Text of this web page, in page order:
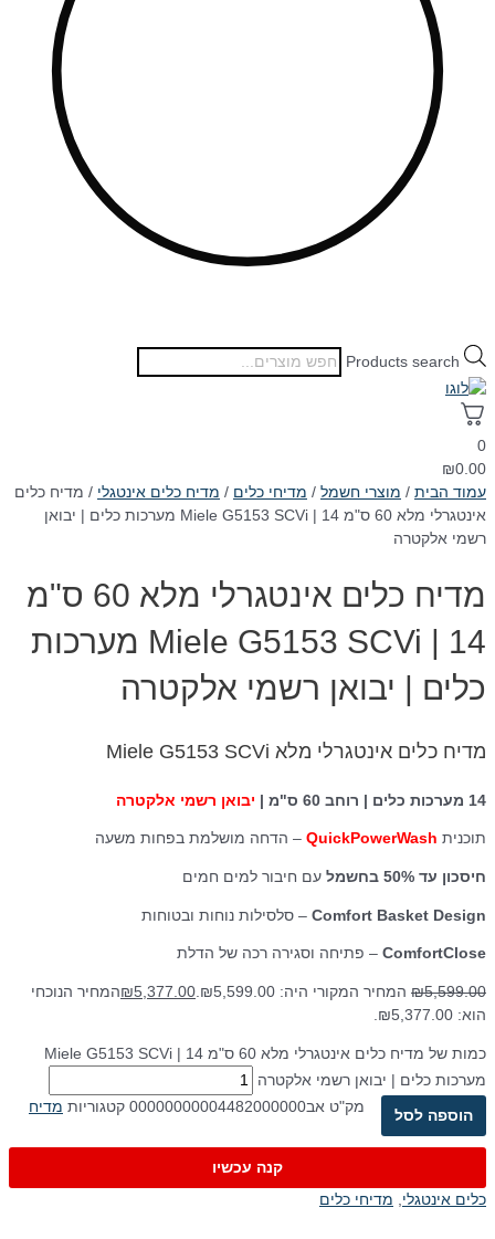
Products search
0
₪0.00
עמוד הבית / מוצרי חשמל / מדיחי כלים / מדיח כלים אינטגלי / מדיח כלים
אינטגרלי מלא 60 ס"מ Miele G5153 SCVi | 14 מערכות כלים | יבואן
רשמי אלקטרה
מדיח כלים אינטגרלי מלא 60 ס"מ
Miele G5153 SCVi | 14 מערכות
כלים | יבואן רשמי אלקטרה
מדיח כלים אינטגרלי מלא Miele G5153 SCVi
14 מערכות כלים | רוחב 60 ס"מ | יבואן רשמי אלקטרה
תוכנית QuickPowerWash – הדחה מושלמת בפחות משעה
חיסכון עד 50% בחשמל עם חיבור למים חמים
Comfort Basket Design – סלסילות נוחות ובטוחות
ComfortClose – פתיחה וסגירה רכה של הדלת
₪5,599.00 המחיר המקורי היה: ₪5,599.00. ₪5,377.00
המחיר הנוכחי
הוא: ₪5,377.00.
כמות של מדיח כלים אינטגרלי מלא 60 ס"מ Miele G5153 SCVi | 14
מערכות כלים | יבואן רשמי אלקטרה
הוספה לסל
קנה עכשיו
מק"ט אב00000000004482000000 קטגוריות מדיח
כלים אינטגלי מדיחי כלים